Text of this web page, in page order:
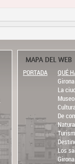
MAPA DEL WEB
PORTADA
QUÉ
La
De
Los